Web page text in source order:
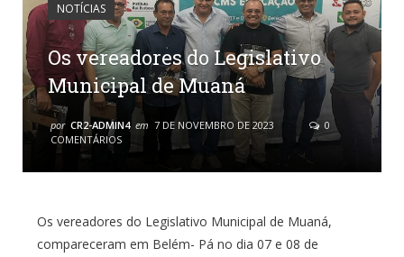
NOTÍCIAS
Os vereadores do Legislativo
Municipal de Muaná
por CR2-ADMIN4 em 7 DE NOVEMBRO DE 2023
0
COMENTÁRIOS
Os vereadores do Legislativo Municipal de Muaná,
compareceram em Belém- Pá no dia 07 e 08 de